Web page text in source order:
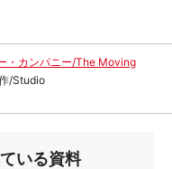
・カンパニー/The Moving
/Studio
いる資料